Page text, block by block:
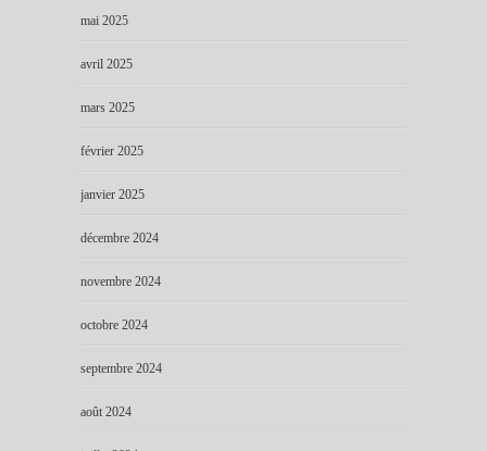
mai 2025
avril 2025
mars 2025
février 2025
janvier 2025
décembre 2024
novembre 2024
octobre 2024
septembre 2024
août 2024